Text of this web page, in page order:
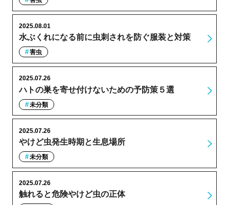
水ぶくれになる前に虫刺されを防ぐ服装と対策
2025.08.01
害虫
ハトの巣を寄せ付けないための予防策５選
2025.07.26
未分類
やけど虫発生時期と生息場所
2025.07.26
未分類
触れると危険やけど虫の正体
2025.07.26